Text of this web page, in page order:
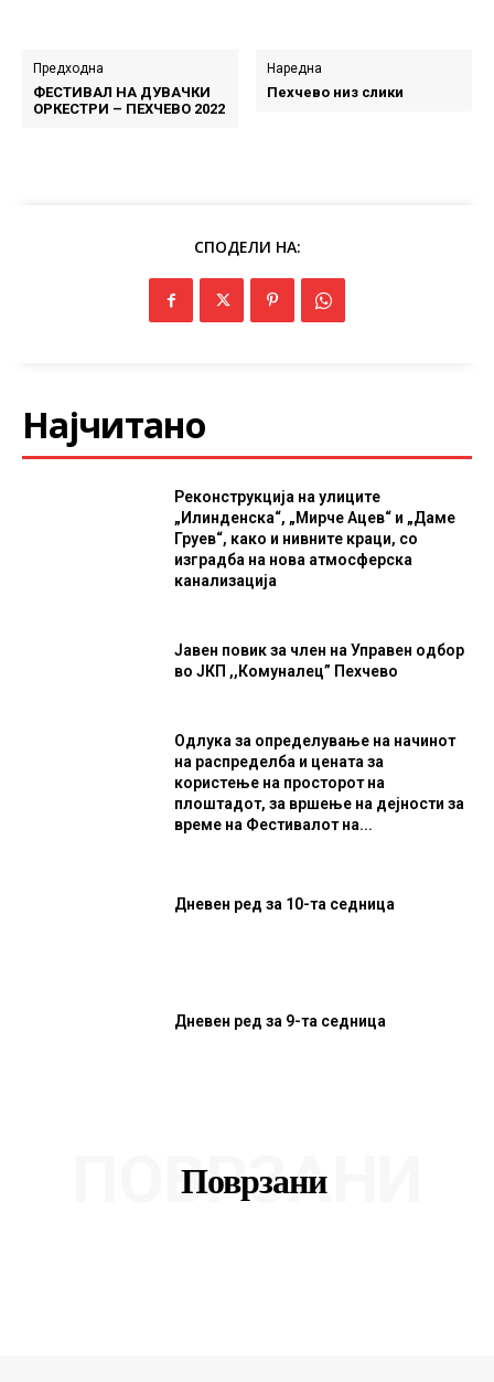
Предходна
ФЕСТИВАЛ НА ДУВАЧКИ
ОРКЕСТРИ – ПЕХЧЕВО 2022
Наредна
Пехчево низ слики
СПОДЕЛИ НА:
Најчитано
Реконструкција на улиците
„Илинденска“, „Мирче Ацев“ и „Даме
Груев“, како и нивните краци, со
изградба на нова атмосферска
канализација
Јавен повик за член на Управен одбор
во ЈКП ,,Комуналец” Пехчево
Одлука за определување на начинот
на распределба и цената за
користење на просторот на
плоштадот, за вршење на дејности за
време на Фестивалот на...
Дневен ред за 10-та седница
Дневен ред за 9-та седница
Поврзани
ПОВРЗАНИ